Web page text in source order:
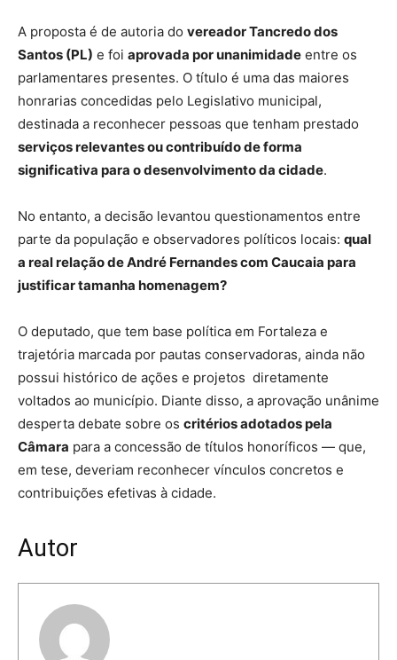
A proposta é de autoria do vereador Tancredo dos
Santos (PL) e foi aprovada por unanimidade entre os
parlamentares presentes. O título é uma das maiores
honrarias concedidas pelo Legislativo municipal,
destinada a reconhecer pessoas que tenham prestado
serviços relevantes ou contribuído de forma
significativa para o desenvolvimento da cidade.
No entanto, a decisão levantou questionamentos entre
parte da população e observadores políticos locais: qual
a real relação de André Fernandes com Caucaia para
justificar tamanha homenagem?
O deputado, que tem base política em Fortaleza e
trajetória marcada por pautas conservadoras, ainda não
possui histórico de ações e projetos diretamente
voltados ao município. Diante disso, a aprovação unânime
desperta debate sobre os critérios adotados pela
Câmara para a concessão de títulos honoríficos — que,
em tese, deveriam reconhecer vínculos concretos e
contribuições efetivas à cidade.
Autor